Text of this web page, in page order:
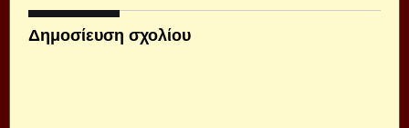
Δημοσίευση σχολίου